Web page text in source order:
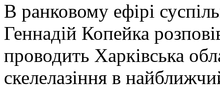
В ранковому ефірі
Геннадій Копейка
проводить Харківська
скелелазіння в